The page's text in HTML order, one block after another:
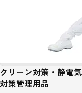
クリーン対策・静電気
対策管理用品